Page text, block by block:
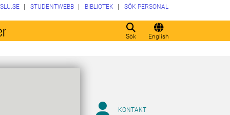
Sök English
SLU.SE STUDENTWEBB BIBLIOTEK SÖK PERSONAL
KONTAKT